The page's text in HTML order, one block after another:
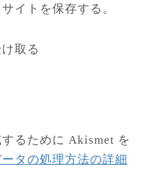
イトを保存する。
取る
るために Akismet を
タの処理方法の詳細